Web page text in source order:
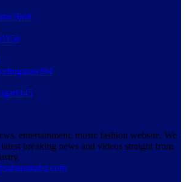
2668
1158
394
345
entertainment, music fashion website. We
breaking news and videos straight from